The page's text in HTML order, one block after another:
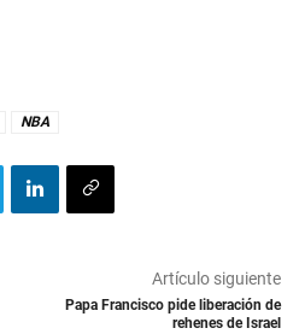
NBA
Artículo siguiente
Papa Francisco pide liberación de
rehenes de Israel